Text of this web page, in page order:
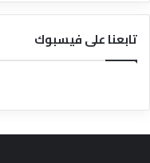
تابعنا على فيسبوك